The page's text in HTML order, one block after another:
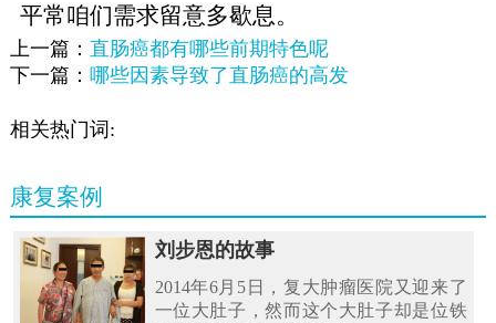
平常咱们需求留意多歇息。
上一篇： 直肠癌都有哪些前期特色呢
下一篇： 哪些因素导致了直肠癌的高发
相关热门词:
康复案例
刘步恩的故事
2014年6月5日，复大肿瘤医院又迎来了
一位大肚子，然而这个大肚子却是位铁